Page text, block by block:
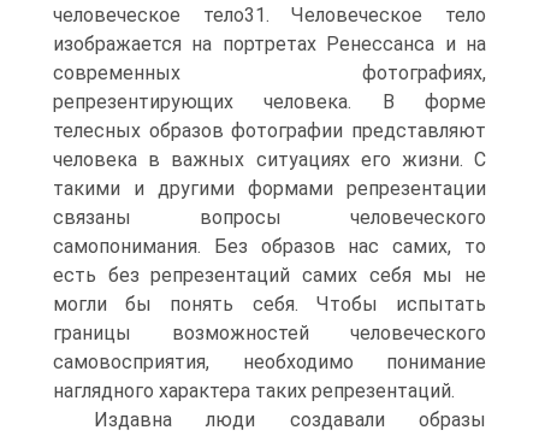
человеческое тело31. Человеческое тело
изображается на порт­ретах Ренессанса и на
современных фотографиях,
репрезентирующих человека. В форме
телесных образов фотографии представляют
че­ловека в важных ситуациях его жизни. С
такими и другими форма­ми репрезентации
связаны вопросы человеческого
самопонимания. Без образов нас самих, то
есть без репрезентаций самих себя мы не
могли бы понять себя. Чтобы испытать
границы возможностей человеческого
самовосприятия, необходимо понимание
наглядного характера таких репрезентаций.
Издавна люди создавали образы